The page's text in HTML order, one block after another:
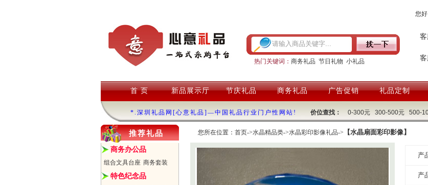
您
热门关键词： 商务礼品 节日礼物 小礼品
客
客
首 页
新品展示厅 节庆礼品 商务礼品 广告促销 礼品定制
*.深圳礼品网[心意礼品]—中国礼品行业门户性网站! 价位查找： 0-300元 300-500元 500-
推荐礼品
商务办公品
组合文具台座 商务套装
特色纪念品
您所在位置： 首页->水晶精品类->水晶彩印影像礼品-> 【水晶扇面彩印影像】
产
产